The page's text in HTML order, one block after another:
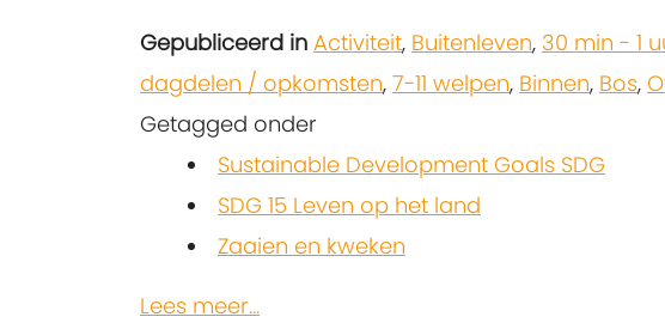
Gepubliceerd in Activiteit, Buitenleven, 30 min - 1
dagdelen / opkomsten, 7-11 welpen, Binnen, Bos,
Getagged onder
Sustainable Development Goals SDG
SDG 15 Leven op het land
Zaaien en kweken
Lees meer...